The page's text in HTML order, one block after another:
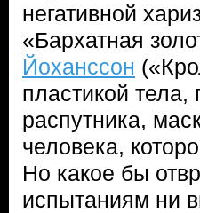
негативной
«Бархатная
Йоханссон
пластикой
распутника,
человека,
Но какое бы
испытаниям ни